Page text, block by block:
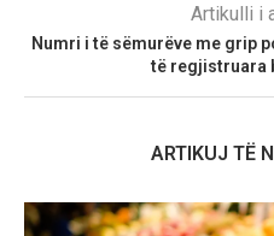
Artikulli i
Numri i të sëmurëve me grip
të regjistruara
ARTIKUJ TË